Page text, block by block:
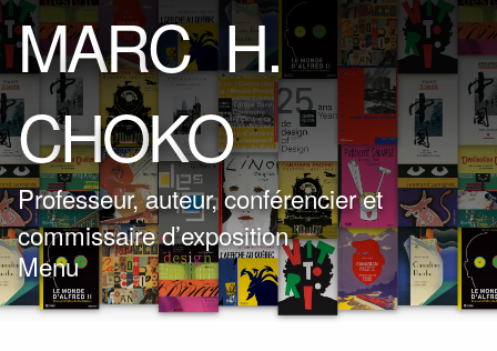
MARC H.
CHOKO
Professeur, auteur, conférencier et
commissaire d’exposition
Menu